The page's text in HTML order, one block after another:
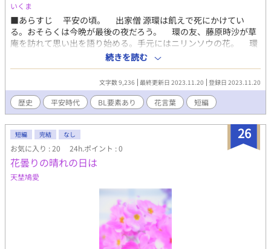
いくま
■あらすじ 平安の頃。 出家僧 源環は飢えで死にかけてい
る。おそらくは今晩が最後の夜だろう。 環の友、藤原時沙が草
庵を訪れて思い出を語り始める。手元にはニリンソウの花。 環
が時沙を裏切った理由は何なのか？ 最後の夜に二人は分かり合
えるのか？ ■登場人物 源環（俗名みなもとのたまき、僧名げんか
ん） 主人公。世捨て人の僧侶 『宇部の乱』に加担した罪で出
家 都の外れ、本寺に近い山に籠もり 飢えで死にかけている
藤原時沙（ふじわらのときすな） 源環の友 『宇部の乱』鎮圧
の功労者 藤原祥家一族の筆頭 源環を出家へ追い込んだ張本人
高津名女房（たかつなのにょうぼ） 時沙にツレない性悪にして
才女 後に時沙の正妻となる 宇部兼依（そらべのかねより）
古代の氏族、宇部一族の筆頭 藤原家に不満を持つ氏族と組み、
『宇部の乱』を起こすも 藤原時沙に討たれ滅びる ■花言葉
二輪草（ニリンソウ） 「友情」「協力」「ずっと離れない」
続きを読む
文字数 9,236 最終更新日 2023.11.20 登録日 2023.11.20
歴史 平安時代 BL要素あり 花言葉 短編
26
短編 完結 なし
お気に入り : 20 24h.ポイント : 0
花曇りの晴れの日は
天埜鳩愛